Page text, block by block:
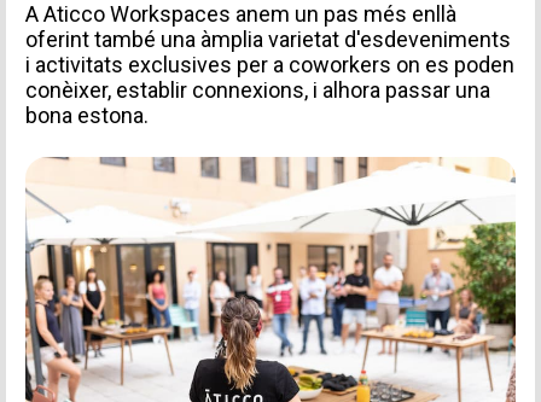
AAticco Workspaces anem un pas més enllà
oferint també una àmplia varietat d'esdeveniments
i activitats exclusives per a coworkers on es poden
conèixer, establir connexions, i alhora passar una
bona estona.